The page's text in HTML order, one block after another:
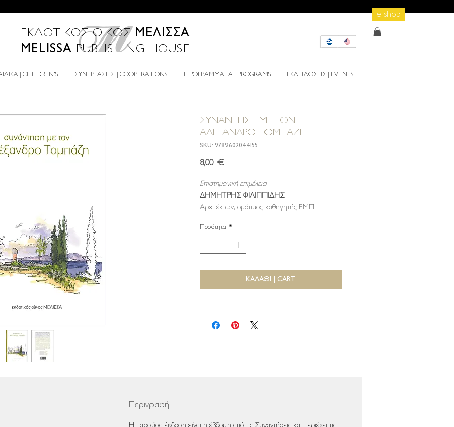
e-shop
ΕΚΔΟΤΙΚΟΣ ΟΙΚΟΣ ΜΕΛΙΣΣΑ
MELISSA PUBLISHING HOUSE
| CHILDREN'S ΣΥΝΕΡΓΑΣΙΕΣ | COOPERATIONS ΠΡΟΓΡΑΜΜΑΤΑ | PROGRAMS ΕΚΔΗΛΩΣΕΙΣ | EVENTS
ΣΥΝΑΝΤΗΣΗ ΜΕ ΤΟΝ
ΑΛΕΞΑΝΔΡΟ ΤΟΜΠΑΖΗ
SKU: 9789602044155
8,00 €Τιμή
Επιστημονική επιμέλεια
ΔΗΜΗΤΡΗΣ ΦΙΛΙΠΠΙΔΗΣ
Αρχιτέκτων, ομότιμος καθηγητής ΕΜΠ
Ποσότητα *
ΚΑΛΑΘΙ | CART
Περιγραφή